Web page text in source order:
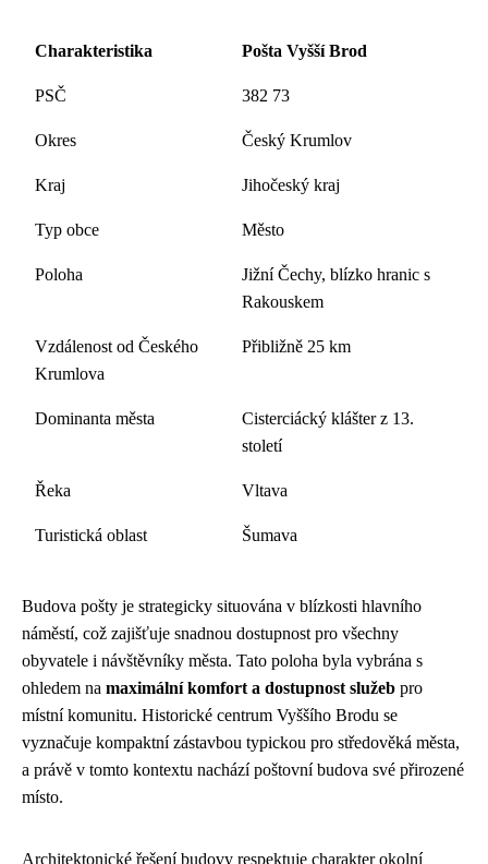
Charakteristika Pošta Vyšší Brod
PSČ 382 73
Okres Český Krumlov
Kraj Jihočeský kraj
Typ obce Město
Poloha
Jižní Čechy, blízko hranic s
Rakouskem
Vzdálenost od Českého
Krumlova
Přibližně 25 km
Dominanta města
Cisterciácký klášter z 13.
století
Řeka Vltava
Turistická oblast Šumava
Budova pošty je strategicky situována v blízkosti hlavního
náměstí, což zajišťuje snadnou dostupnost pro všechny
obyvatele i návštěvníky města. Tato poloha byla vybrána s
ohledem na maximální komfort a dostupnost služeb pro
místní komunitu. Historické centrum Vyššího Brodu se
vyznačuje kompaktní zástavbou typickou pro středověká města,
a právě v tomto kontextu nachází poštovní budova své přirozené
místo.
Architektonické řešení budovy respektuje charakter okolní